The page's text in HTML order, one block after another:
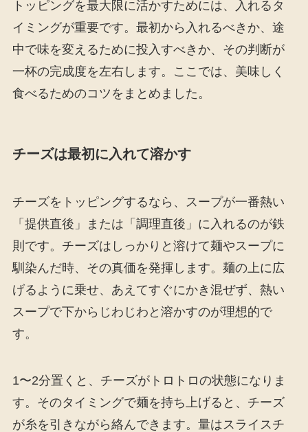
トッピングを最大限に活かすためには、入れるタ
イミングが重要です。最初から入れるべきか、途
中で味を変えるために投入すべきか、その判断が
一杯の完成度を左右します。ここでは、美味しく
食べるためのコツをまとめました。
チーズは最初に入れて溶かす
チーズをトッピングするなら、スープが一番熱い
「提供直後」または「調理直後」に入れるのが鉄
則です。チーズはしっかりと溶けて麺やスープに
馴染んだ時、その真価を発揮します。麺の上に広
げるように乗せ、あえてすぐにかき混ぜず、熱い
スープで下からじわじわと溶かすのが理想的で
す。
1〜2分置くと、チーズがトロトロの状態になりま
す。そのタイミングで麺を持ち上げると、チーズ
が糸を引きながら絡んできます。量はスライスチ